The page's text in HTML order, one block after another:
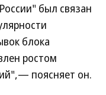
был связан
блока
ростом
поясняет он.